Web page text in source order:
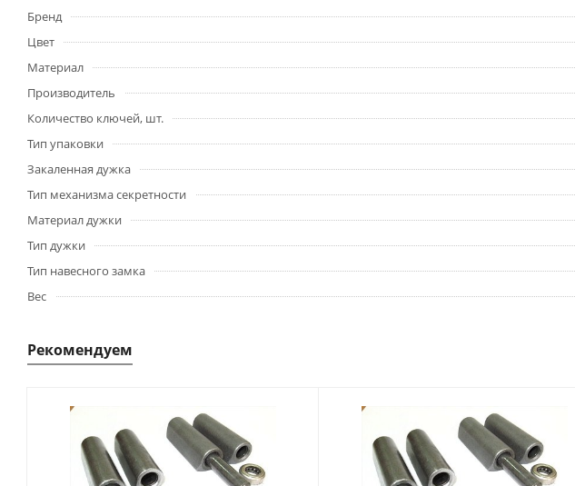
Бренд
Цвет
Материал
Производитель
Количество ключей, шт.
Тип упаковки
Закаленная дужка
Тип механизма секретности
Материал дужки
Тип дужки
Тип навесного замка
Вес
Рекомендуем